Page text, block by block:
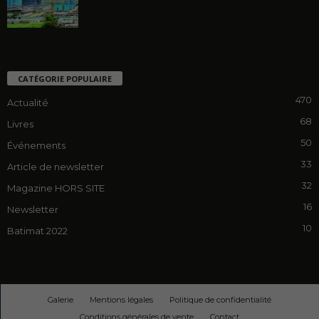
CATÉGORIE POPULAIRE
Actualité 470
Livres 68
Événements 50
Article de newsletter 33
Magazine HORS SITE 32
Newsletter 16
Batimat 2022 10
Galerie Mentions légales
Politique de confidentialité
Conditions générales de vente
Contact